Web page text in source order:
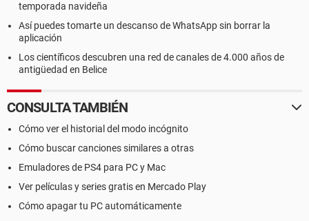
temporada navideña
Así puedes tomarte un descanso de WhatsApp sin borrar la
aplicación
Los científicos descubren una red de canales de 4.000 años de
antigüedad en Belice
CONSULTA TAMBIÉN
Cómo ver el historial del modo incógnito
Cómo buscar canciones similares a otras
Emuladores de PS4 para PC y Mac
Ver películas y series gratis en Mercado Play
Cómo apagar tu PC automáticamente